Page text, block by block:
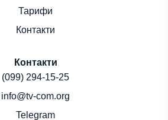
Тарифи
Контакти
Контакти
(099) 294-15-25
info@tv-com.org
Telegram